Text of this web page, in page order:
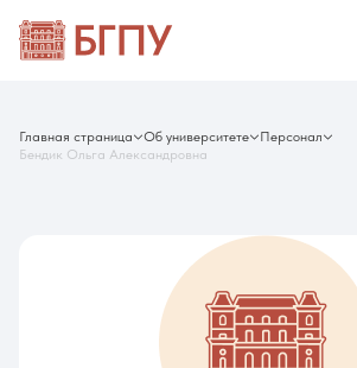
Главная страница Об университете
Персонал
Бендик Ольга Александровна